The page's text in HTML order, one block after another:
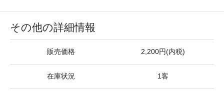
その他の詳細情報
販売価格 2,200円(内税)
在庫状況 1客